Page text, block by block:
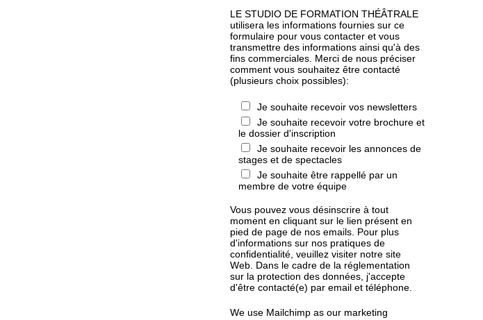
LE STUDIO DE FORMATION THÉÂTRALE
utilisera les informations fournies sur ce
formulaire pour vous contacter et vous
transmettre des informations ainsi qu'à des
fins commerciales. Merci de nous préciser
comment vous souhaitez être contacté
(plusieurs choix possibles):
Je souhaite recevoir vos newsletters
Je souhaite recevoir votre brochure et
le dossier d'inscription
Je souhaite recevoir les annonces de
stages et de spectacles
Je souhaite être rappellé par un
membre de votre équipe
Vous pouvez vous désinscrire à tout
moment en cliquant sur le lien présent en
pied de page de nos emails. Pour plus
d'informations sur nos pratiques de
confidentialité, veuillez visiter notre site
Web. Dans le cadre de la réglementation
sur la protection des données, j'accepte
d'être contacté(e) par email et téléphone.
We use Mailchimp as our marketing